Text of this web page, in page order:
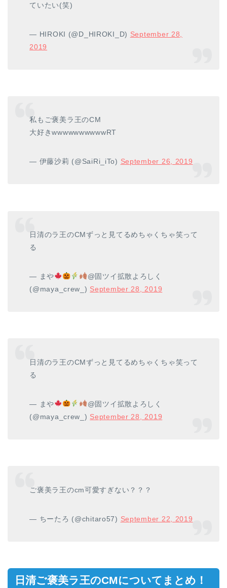
ていたい(笑)
— HIROKI (@D_HIROKI_D) September 28,
2019
私もご褒美ラ王のCM
大好きwwwwwwwwwwRT
— 伊藤沙莉 (@SaiRi_iTo) September 26, 2019
日清のラ王のCMずっと見てるめちゃくちゃ笑って
る
— まや
@固ツイ拡散よろしく
(@maya_crew_) September 28, 2019
日清のラ王のCMずっと見てるめちゃくちゃ笑って
る
— まや
@固ツイ拡散よろしく
(@maya_crew_) September 28, 2019
ご褒美ラ王のcm可愛すぎない？？？
— ちーたろ (@chitaro57) September 22, 2019
日清ご褒美ラ王のCMについてまとめ！